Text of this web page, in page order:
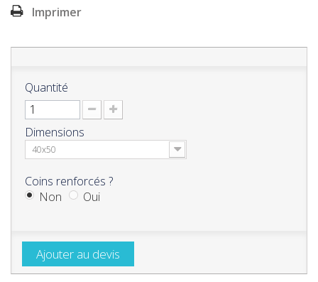
Imprimer
Quantité
Dimensions
40x50
Coins renforcés ?
Non
Oui
Ajouter au devis